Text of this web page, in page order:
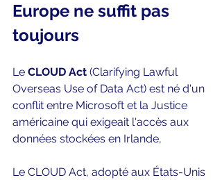
Europe ne suffit pas
toujours
Le CLOUD Act (Clarifying Lawful
Overseas Use of Data Act) est né d'un
conflit entre Microsoft et la Justice
américaine qui exigeait l'accès aux
données stockées en Irlande,
Le CLOUD Act, adopté aux États-Unis